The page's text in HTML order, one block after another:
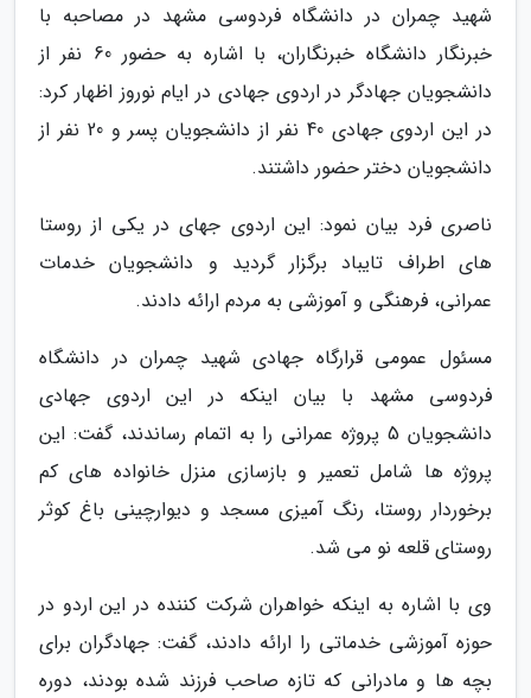
شهید چمران در دانشگاه فردوسی مشهد در مصاحبه با
خبرنگار دانشگاه خبرنگاران، با اشاره به حضور 60 نفر از
دانشجویان جهادگر در اردوی جهادی در ایام نوروز اظهار کرد:
در این اردوی جهادی 40 نفر از دانشجویان پسر و 20 نفر از
دانشجویان دختر حضور داشتند.
ناصری فرد بیان نمود: این اردوی جهای در یکی از روستا
های اطراف تایباد برگزار گردید و دانشجویان خدمات
عمرانی، فرهنگی و آموزشی به مردم ارائه دادند.
مسئول عمومی قرارگاه جهادی شهید چمران در دانشگاه
فردوسی مشهد با بیان اینکه در این اردوی جهادی
دانشجویان 5 پروژه عمرانی را به اتمام رساندند، گفت: این
پروژه ها شامل تعمیر و بازسازی منزل خانواده های کم
برخوردار روستا، رنگ آمیزی مسجد و دیوارچینی باغ کوثر
روستای قلعه نو می شد.
وی با اشاره به اینکه خواهران شرکت کننده در این اردو در
حوزه آموزشی خدماتی را ارائه دادند، گفت: جهادگران برای
بچه ها و مادرانی که تازه صاحب فرزند شده بودند، دوره